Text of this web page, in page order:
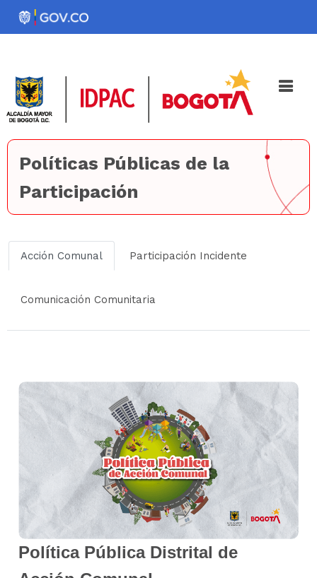
Pasar
Noticias Iniciativas
Políticas Públicas de la
Participación
Acción Comunal Participación Incidente
Comunicación Comunitaria
Política Pública Distrital de